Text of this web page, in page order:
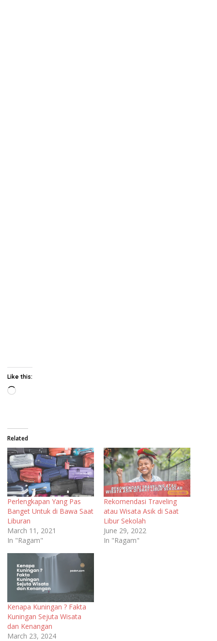
Like this:
Loading…
Related
Perlengkapan Yang Pas
Banget Untuk di Bawa Saat
Liburan
March 11, 2021
In "Ragam"
Rekomendasi Traveling
atau Wisata Asik di Saat
Libur Sekolah
June 29, 2022
In "Ragam"
Kenapa Kuningan ? Fakta
Kuningan Sejuta Wisata
dan Kenangan
March 23, 2024